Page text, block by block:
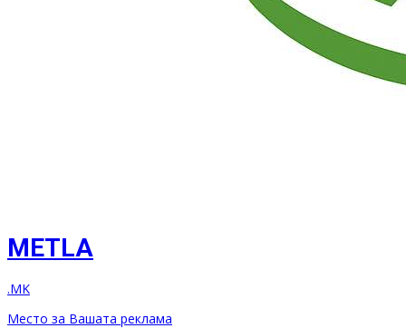
METLA
.MK
Место за Вашата реклама